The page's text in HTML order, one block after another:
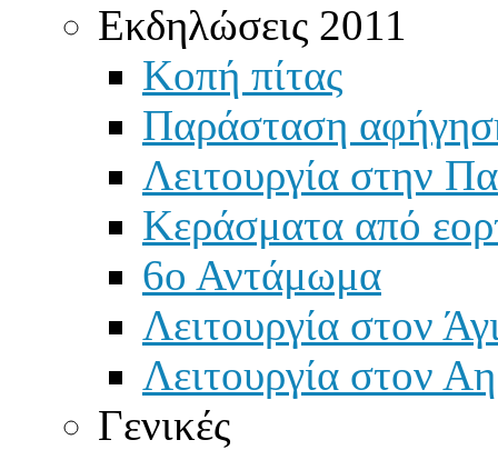
Εκδηλώσεις 2011
Κοπή πίτας
Παράσταση
Λειτουργία στην
Κεράσματα από
6ο Αντάμωμα
Λειτουργία στον
Λειτουργία στον
Γενικές